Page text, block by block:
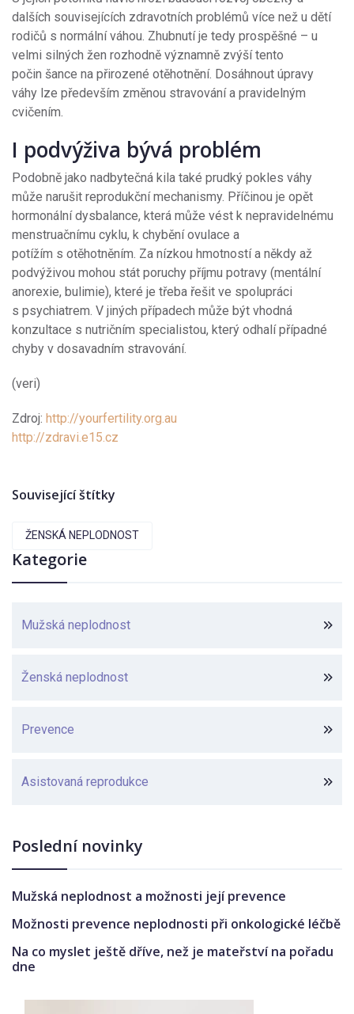
dalších souvisejících zdravotních problémů více než u dětí
rodičů s normální váhou. Zhubnutí je tedy prospěšné – u
velmi silných žen rozhodně významně zvýší tento
počin šance na přirozené otěhotnění. Dosáhnout úpravy
váhy lze především změnou stravování a pravidelným
cvičením.
I podvýživa bývá problém
Podobně jako nadbytečná kila také prudký pokles váhy
může narušit reprodukční mechanismy. Příčinou je opět
hormonální dysbalance, která může vést k nepravidelnému
menstruačnímu cyklu, k chybění ovulace a
potížím s otěhotněním. Za nízkou hmotností a někdy až
podvýživou mohou stát poruchy příjmu potravy (mentální
anorexie, bulimie), které je třeba řešit ve spolupráci
s psychiatrem. V jiných případech může být vhodná
konzultace s nutričním specialistou, který odhalí případné
chyby v dosavadním stravování.
(veri)
Zdroj: http://yourfertility.org.au
http://zdravi.e15.cz
Související štítky
ŽENSKÁ NEPLODNOST
Kategorie
Mužská neplodnost
Ženská neplodnost
Prevence
Asistovaná reprodukce
Poslední novinky
Mužská neplodnost a možnosti její prevence
Možnosti prevence neplodnosti při onkologické léčbě
Na co myslet ještě dříve, než je mateřství na pořadu
dne